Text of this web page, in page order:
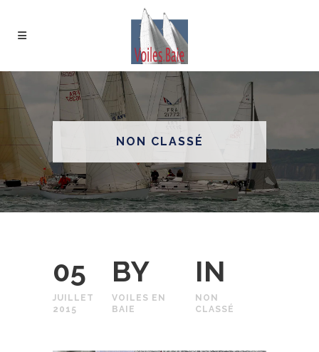
NON CLASSÉ
05
JUILLET
2015
BY
VOILES EN
BAIE
IN
NON
CLASSÉ